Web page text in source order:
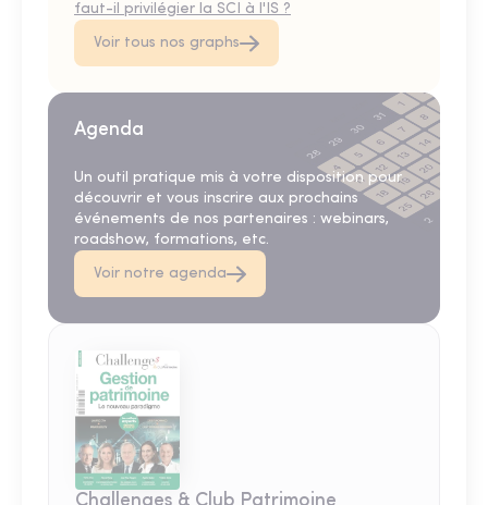
faut-il privilégier la SCI à l'IS ?
Voir tous nos graphs
Agenda
Un outil pratique mis à votre disposition pour
découvrir et vous inscrire aux prochains
événements de nos partenaires : webinars,
roadshow, formations, etc.
Voir notre agenda